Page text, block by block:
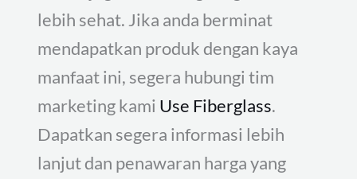
lebih sehat. Jika anda berminat
mendapatkan produk dengan kaya
manfaat ini, segera hubungi tim
marketing kami Use Fiberglass.
Dapatkan segera informasi lebih
lanjut dan penawaran harga yang